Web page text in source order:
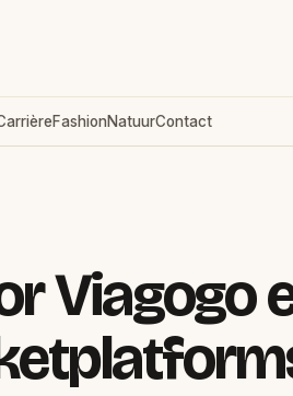
FashionNatuurContact
Viagogo